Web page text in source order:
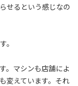
せるという感じなの
。
。マシンも店舗によ
変えています。それ